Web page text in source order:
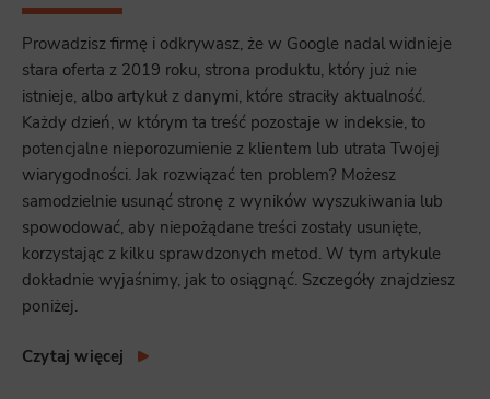
Prowadzisz firmę i odkrywasz, że w Google nadal widnieje
stara oferta z 2019 roku, strona produktu, który już nie
istnieje, albo artykuł z danymi, które straciły aktualność.
Każdy dzień, w którym ta treść pozostaje w indeksie, to
potencjalne nieporozumienie z klientem lub utrata Twojej
wiarygodności. Jak rozwiązać ten problem? Możesz
samodzielnie usunąć stronę z wyników wyszukiwania lub
spowodować, aby niepożądane treści zostały usunięte,
korzystając z kilku sprawdzonych metod. W tym artykule
dokładnie wyjaśnimy, jak to osiągnąć. Szczegóły znajdziesz
poniżej.
Czytaj więcej